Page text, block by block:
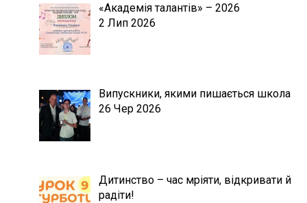
«Академія талантів» – 2026
2 Лип 2026
Випускники, якими пишається школа
26 Чер 2026
Дитинство – час мріяти, відкривати й
радіти!